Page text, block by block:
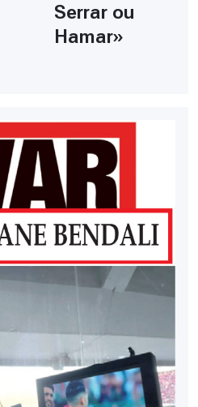
Serrar ou
Hamar»